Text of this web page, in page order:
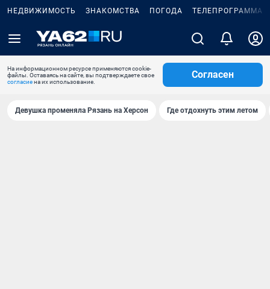
НЕДВИЖИМОСТЬ ЗНАКОМСТВА ПОГОДА ТЕЛЕПРОГРАММА
На информационном ресурсе применяются cookie-
файлы. Оставаясь на сайте, вы подтверждаете свое
согласиена их использование.
Согласен
Девушка променяла Рязань на Херсон Где отдохнуть этим летом